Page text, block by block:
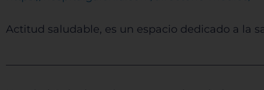
Actitud saludable, es un espacio dedicado a la